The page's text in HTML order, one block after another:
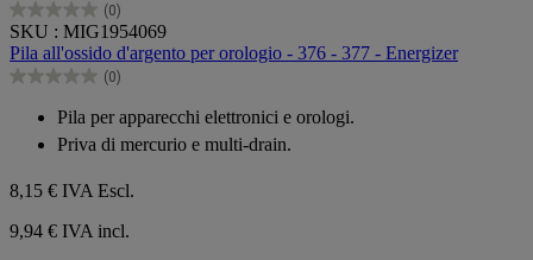
(0)
0.0
su
5
stelle.
SKU : MIG1954069
Pila all'ossido d'argento per orologio - 376 - 377 - Energizer
(0)
0.0
stelle.
Pila per apparecchi elettronici e orologi.
Priva di mercurio e multi-drain.
8,15 € IVA Escl.
9,94 € IVA incl.